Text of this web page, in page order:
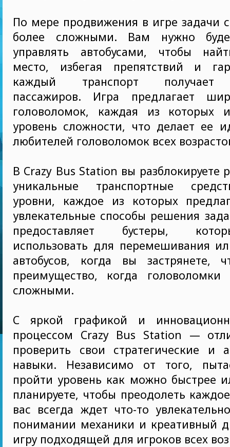
По мере продвижения в игре задачи
более сложными. Вам нужно
управлять автобусами, чтобы
место, избегая препятствий и
каждый транспорт получает
пассажиров. Игра предлагает
головоломок, каждая из которых
уровень сложности, что делает ее
любителей головоломок всех
В Crazy Bus Station вы разблокируете
уникальные транспортные
уровни, каждое из которых
увлекательные способы решения
предоставляет бустеры,
использовать для перемешивания
автобусов, когда вы застрянете,
преимущество, когда головоломки
сложными.
С яркой графикой и
процессом Crazy Bus Station —
проверить свои стратегические и
навыки. Независимо от того,
пройти уровень как можно быстрее
планируете, чтобы преодолеть
вас всегда ждет что-то
понимании механики и креативный
игру подходящей для игроков всех